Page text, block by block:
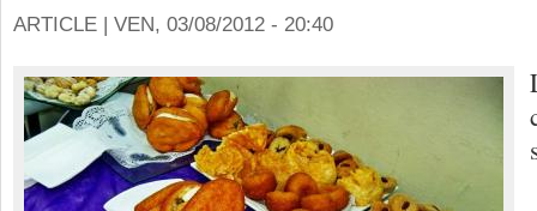
ARTICLE | VEN, 03/08/2012 - 20:40